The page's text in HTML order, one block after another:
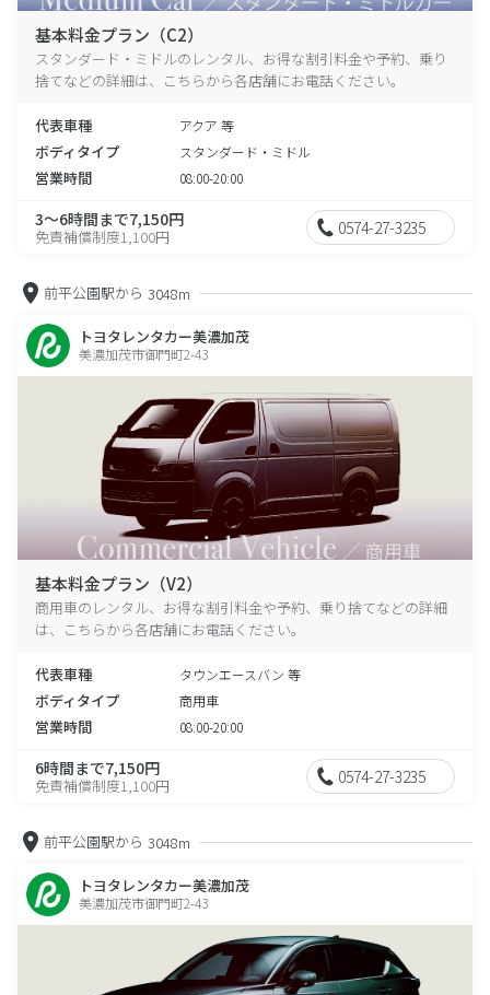
基本料金プラン（C2）
スタンダード・ミドルのレンタル、お得な割引料金や予約、乗り
捨てなどの詳細は、こちらから各店舗にお電話ください。
代表車種 アクア 等
ボディタイプ スタンダード・ミドル
営業時間 08:00-20:00
3～6時間まで7,150円
免責補償制度1,100円 0574-27-3235
前平公園駅から 3048m
トヨタレンタカー美濃加茂
美濃加茂市御門町2-43
基本料金プラン（V2）
商用車のレンタル、お得な割引料金や予約、乗り捨てなどの詳細
は、こちらから各店舗にお電話ください。
代表車種 タウンエースバン 等
ボディタイプ 商用車
営業時間 08:00-20:00
6時間まで7,150円
免責補償制度1,100円 0574-27-3235
前平公園駅から 3048m
トヨタレンタカー美濃加茂
美濃加茂市御門町2-43